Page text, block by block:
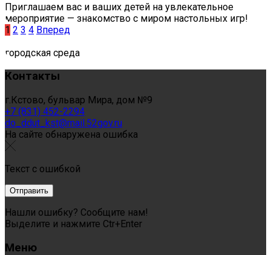
Приглашаем вас и ваших детей на увлекательное
мероприятие — знакомство с миром настольных игр!
1 2 3 4 Вперед
городская среда
Контакты
г.Кстово, бульвар Мира, дом №9
+7 (831) 452-2294
do_ddut_kst@mail.52gov.ru
На сайте обнаружена ошибка
Текст с ошибкой
Нашли ошибку? Сообщите нам!
Выделите и нажмите Ctr+Enter
Меню